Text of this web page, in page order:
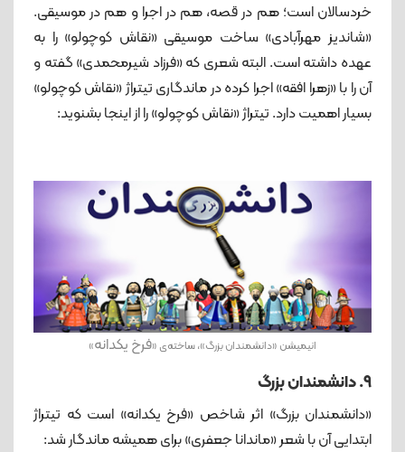
خردسالان است؛ هم در قصه، هم در اجرا و هم در موسیقی.
«شاندیز مهرآبادی» ساخت موسیقی «نقاش کوچولو» را به
عهده داشته است. البته شعری که «فرزاد شیرمحمدی» گفته و
آن را با «زهرا افقه» اجرا کرده در ماندگاری تیتراژ «نقاش کوچولو»
بسیار اهمیت دارد. تیتراژ «نقاش کوچولو» را از اینجا بشنوید:
انیمیشن «دانشمندان بزرگ»، ساخته‌ی «فرخ یکدانه»
9. دانشمندان بزرگ
«دانشمندان بزرگ» اثر شاخص «فرخ یکدانه» است که تیتراژ
ابتدایی آن با شعر «ماندانا جعفری» برای همیشه ماندگار شد: